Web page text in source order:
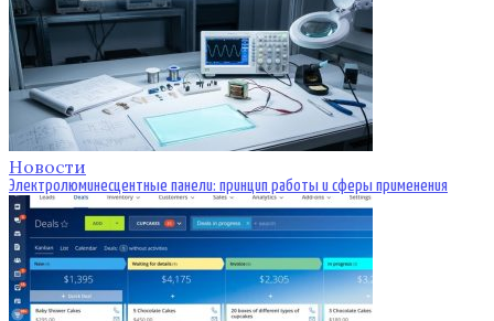
Новости
Электролюминесцентные панели: принцип работы и сферы применения